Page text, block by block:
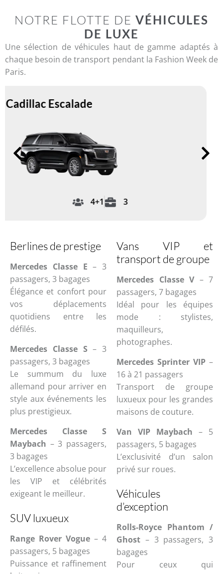
NOTRE FLOTTE DE VÉHICULES
DE LUXE
Une sélection de véhicules haut de gamme adaptés à
chaque besoin de transport pendant la Fashion Week de
Paris.
S-Class Maybach
3
Berlines de prestige
Mercedes Classe E – 3
passagers, 3 bagages
Élégance et confort pour
vos déplacements
quotidiens entre les
défilés.
Mercedes Classe S – 3
passagers, 3 bagages
Le summum du luxe
allemand pour arriver en
style aux événements les
plus prestigieux.
Mercedes Classe S
Maybach – 3 passagers,
3 bagages
L’excellence absolue pour
les VIP et célébrités
exigeant le meilleur.
SUV luxueux
Range Rover Vogue – 4
passagers, 5 bagages
Puissance et raffinement
Vans VIP et
transport de groupe
Mercedes Classe V– 7
passagers, 7 bagages
Idéal pour les équipes
mode : stylistes,
maquilleurs,
photographes.
Mercedes Sprinter VIP –
16 à 21 passagers
Transport de groupe
luxueux pour les grandes
maisons de couture.
Van VIP Maybach – 5
passagers, 5 bagages
L’exclusivité d’un salon
privé sur roues.
Véhicules
d’exception
Rolls-Royce Phantom /
Ghost – 3 passagers, 3
bagages
Pour ceux qui